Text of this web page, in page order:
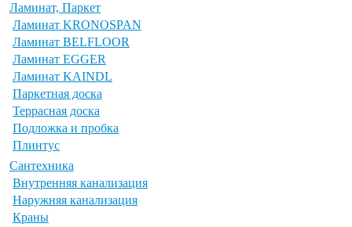
Ламинат, Паркет
Ламинат KRONOSPAN
Ламинат BELFLOOR
Ламинат EGGER
Ламинат KAINDL
Паркетная доска
Террасная доска
Подложка и пробка
Плинтус
Сантехника
Внутренняя канализация
Наружняя канализация
Краны